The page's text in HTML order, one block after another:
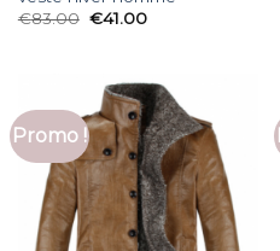
€83.00 €41.00
Promo !